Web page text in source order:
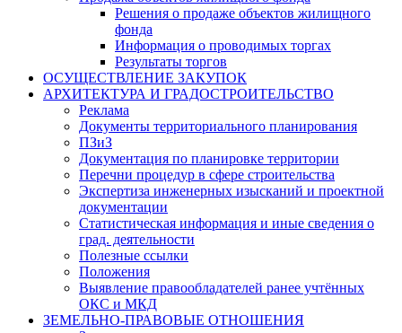
Решения о продаже объектов жилищного
фонда
Информация о проводимых торгах
Результаты торгов
ОСУЩЕСТВЛЕНИЕ ЗАКУПОК
АРХИТЕКТУРА И ГРАДОСТРОИТЕЛЬСТВО
Реклама
Документы территориального планирования
ПЗиЗ
Документация по планировке территории
Перечни процедур в сфере строительства
Экспертиза инженерных изысканий и проектной
документации
Статистическая информация и иные сведения о
град. деятельности
Полезные ссылки
Положения
Выявление правообладателей ранее учтённых
ОКС и МКД
ЗЕМЕЛЬНО-ПРАВОВЫЕ ОТНОШЕНИЯ